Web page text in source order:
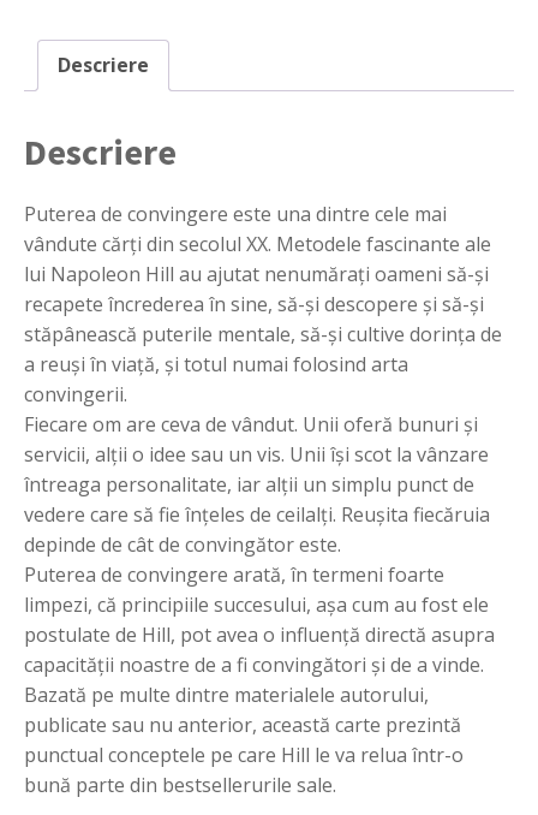
Descriere
Descriere
Puterea de convingere este una dintre cele mai
vândute cărţi din secolul XX. Metodele fascinante ale
lui Napoleon Hill au ajutat nenumăraţi oameni să-şi
recapete încrederea în sine, să-şi descopere şi să-şi
stăpânească puterile mentale, să-şi cultive dorinţa de
a reuşi în viaţă, şi totul numai folosind arta
convingerii.
Fiecare om are ceva de vândut. Unii oferă bunuri şi
servicii, alţii o idee sau un vis. Unii îşi scot la vânzare
întreaga personalitate, iar alţii un simplu punct de
vedere care să fie înţeles de ceilalţi. Reuşita fiecăruia
depinde de cât de convingător este.
Puterea de convingere arată, în termeni foarte
limpezi, că principiile succesului, aşa cum au fost ele
postulate de Hill, pot avea o influenţă directă asupra
capacităţii noastre de a fi convingători şi de a vinde.
Bazată pe multe dintre materialele autorului,
publicate sau nu anterior, această carte prezintă
punctual conceptele pe care Hill le va relua într-o
bună parte din bestsellerurile sale.